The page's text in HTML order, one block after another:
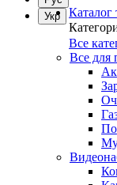
Укр
Каталог
Все
Все для